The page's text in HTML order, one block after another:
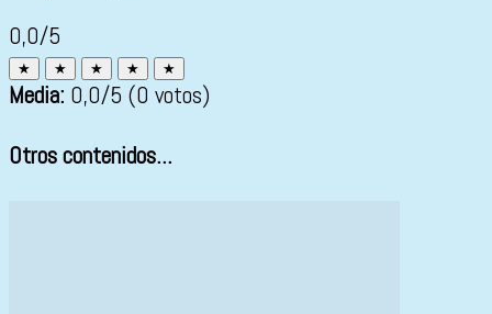
0,0/5
★ ★ ★ ★ ★
Media: 0,0/5 (0 votos)
Otros contenidos...